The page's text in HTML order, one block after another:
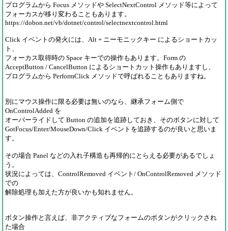
プログラムから Focus メソッドや SelectNextControl メソッド等によって
フォーカスが移り変わることもあります。
https://dobon.net/vb/dotnet/control/selectnextcontrol.html
Click イベントの発火には、Alt + ニーモニックキー によるショートカッ
ト、
フォーカス取得時の Space キーでの操作もあります。Form の
AcceptButton / CancelButton によるショートカット操作もありますし、
プログラムから PerformClick メソッドで呼ばれることもありますね。
別にマウス操作に限る必要は無いのなら、継承フォーム側で
OnControlAdded を
オーバーライドして Button の追加を追跡しておき、そのボタンに対して
GotFocus/Enter/MouseDown/Click イベントを追跡するのが良いと思いま
す。
その場合 Panel などの入れ子構造も再帰的にとらえる必要があるでしょ
う。
状況によっては、ControlRemoved イベント/ OnControlRemoved メソッド
での
解除処理も加えた方が良いかも知れません。
ボタン操作と言えば、非アクティブなフォームのボタンがクリックされ
た場合